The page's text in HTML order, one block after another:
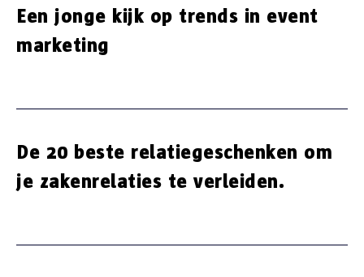
Een jonge kijk op trends in event
marketing
De 20 beste relatiegeschenken om
je zakenrelaties te verleiden.